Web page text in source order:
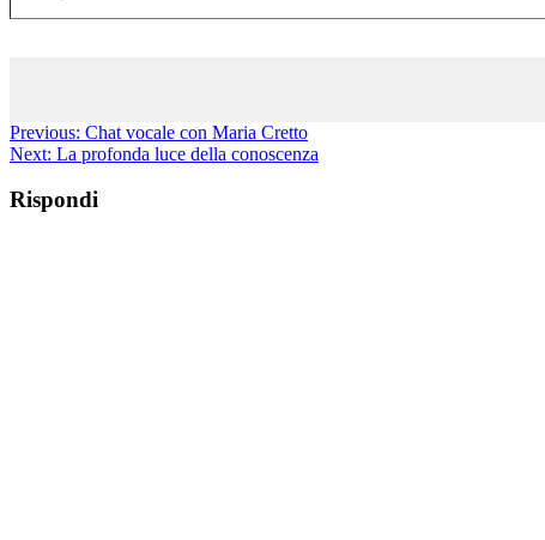
Previous: Chat vocale con Maria Cretto
Next: La profonda luce della conoscenza
Rispondi